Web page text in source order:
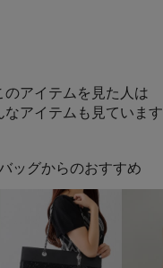
のアイテムを見た人は
なアイテムも見ています
ッグからのおすすめ